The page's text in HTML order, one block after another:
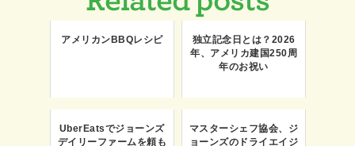
アメリカンBBQレシピ
独立記念日とは？2026
年、アメリカ建国250周
年のお祝い
UberEatsでジョーンズ
デイリーファームを頼も
マスターシェフ協会、ジ
ョーンズのドライエイジ